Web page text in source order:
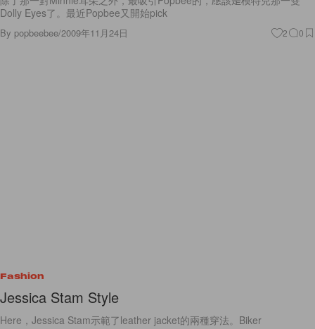
Dolly Eyes了。最近Popbee又開始pick
By popbeebee/2009年11月24日 2 0
Fashion
Jessica Stam Style
Here，Jessica Stam示範了leather jacket的兩種穿法。Biker